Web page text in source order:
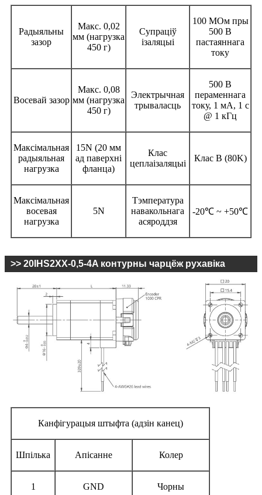
Радыяльны
зазор
Макс. 0,02
мм (нагрузка
450 г)
Супраціў
ізаляцыі
100 МОм пры
500 В
пастаяннага
току
Восевай зазор
Макс. 0,08
мм (нагрузка
450 г)
Электрычная
трываласць
500 В
пераменнага
току, 1 мА, 1 с
@ 1 кГц
Максімальная
радыяльная
нагрузка
15N (20 мм
ад паверхні
фланца)
Клас
цеплаізаляцыі
Клас B (80K)
Максімальная
восевая
нагрузка
5N
Тэмпература
навакольнага
асяроддзя
-20℃ ~ +50℃
>> 20IHS2XX-0,5-4A контурны чарцёж рухавіка
Канфігурацыя штыфта (адзін канец)
Шпілька Апісанне Колер
1 GND Чорны